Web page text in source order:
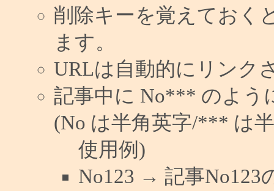
削除キーを覚えておく
ます。
URLは自動的にリンク
記事中に No*** のよう
(No は半角英字/*** は
使用例)
No123 → 記事No123